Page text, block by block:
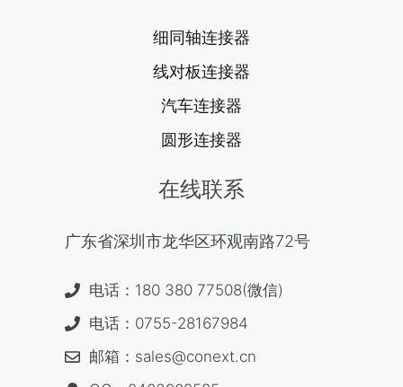
细同轴连接器
线对板连接器
汽车连接器
圆形连接器
在线联系
广东省深圳市龙华区环观南路72号
电话：180 380 77508(微信)
电话：0755-28167984
邮箱：sales@conext.cn